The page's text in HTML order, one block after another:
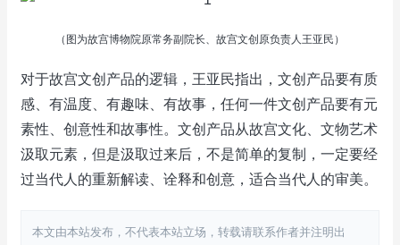
（图为故宫博物院原常务副院长、故宫文创原负责人王亚民）
对于故宫文创产品的逻辑，王亚民指出，文创产品要有质
感、有温度、有趣味、有故事，任何一件文创产品要有元
素性、创意性和故事性。文创产品从故宫文化、文物艺术
汲取元素，但是汲取过来后，不是简单的复制，一定要经
过当代人的重新解读、诠释和创意，适合当代人的审美。
本文由本站发布，不代表本站立场，转载请联系作者并注明出